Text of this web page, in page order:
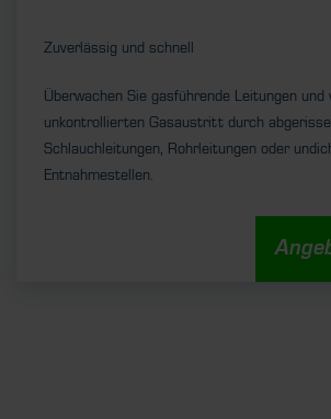
Zuverlässig und schnell
Überwachen Sie gasführende Leitungen und
unkontrollierten Gasaustritt durch
Schlauchleitungen, Rohrleitungen oder
Entnahmestellen.